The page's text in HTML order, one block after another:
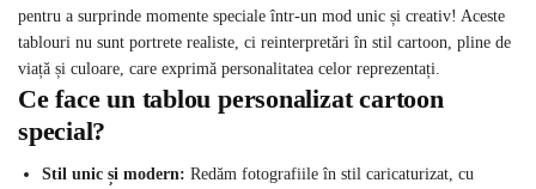
pentru a surprinde momente speciale într-un mod unic și creativ! Aceste
tablouri nu sunt portrete realiste, ci reinterpretări în stil cartoon, pline de
viață și culoare, care exprimă personalitatea celor reprezentați.
Ce face un tablou personalizat cartoon
special?
Stil unic și modern: Redăm fotografiile în stil caricaturizat, cu